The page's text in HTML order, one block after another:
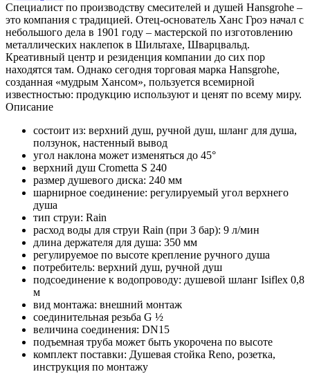
Специалист по производству смесителей и душей Hansgrohe –
это компания с традицией. Отец-основатель Ханс Гроэ начал с
небольшого дела в 1901 году – мастерской по изготовлению
металлических наклепок в Шильтахе, Шварцвальд.
Креативный центр и резиденция компании до сих пор
находятся там. Однако сегодня торговая марка Hansgrohe,
созданная «мудрым Хансом», пользуется всемирной
известностью: продукцию используют и ценят по всему миру.
Описание
состоит из: верхний душ, ручной душ, шланг для душа,
ползунок, настенный вывод
угол наклона может изменяться до 45°
верхний душ Crometta S 240
размер душевого диска: 240 мм
шарнирное соединение: регулируемый угол верхнего
душа
тип струи: Rain
расход воды для струи Rain (при 3 бар): 9 л/мин
длина держателя для душа: 350 мм
регулируемое по высоте крепление ручного душа
потребитель: верхний душ, ручной душ
подсоединение к водопроводу: душевой шланг Isiflex 0,8
м
вид монтажа: внешний монтаж
соединительная резьба G ½
величина соединения: DN15
подъемная труба может быть укорочена по высоте
комплект поставки: Душевая стойка Reno, розетка,
инструкция по монтажу